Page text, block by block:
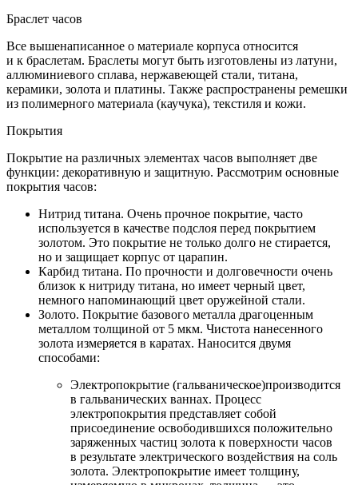
Браслет часов
Все вышенаписанное о материале корпуса относится
и к браслетам. Браслеты могут быть изготовлены из латуни,
аллюминиевого сплава, нержавеющей стали, титана,
керамики, золота и платины. Также распространены ремешки
из полимерного материала (каучука), текстиля и кожи.
Покрытия
Покрытие на различных элементах часов выполняет две
функции: декоративную и защитную. Рассмотрим основные
покрытия часов:
Нитрид титана. Очень прочное покрытие, часто
используется в качестве подслоя перед покрытием
золотом. Это покрытие не только долго не стирается,
но и защищает корпус от царапин.
Карбид титана. По прочности и долговечности очень
близок к нитриду титана, но имеет черный цвет,
немного напоминающий цвет оружейной стали.
Золото. Покрытие базового металла драгоценным
металлом толщиной от 5 мкм. Чистота нанесенного
золота измеряется в каратах. Наносится двумя
способами:
Электропокрытие (гальваническое)производится
в гальванических ваннах. Процесс
электропокрытия представляет собой
присоединение освободившихся положительно
заряженных частиц золота к поверхности часов
в результате электрического воздействия на соль
золота. Электропокрытие имеет толщину,